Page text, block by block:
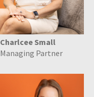
Charlcee Small
Managing Partner